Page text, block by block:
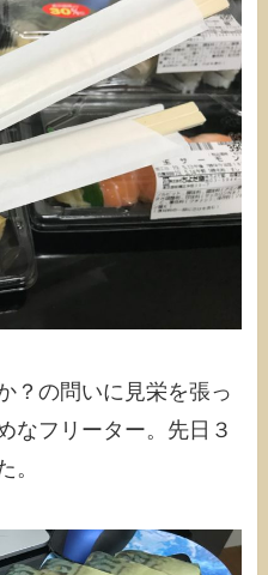
？の問いに見栄を張っ
なフリーター。先日３
。